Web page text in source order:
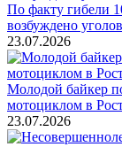
По факту гибели
возбуждено
23.07.2026
Молодой байкер
мотоциклом в
23.07.2026